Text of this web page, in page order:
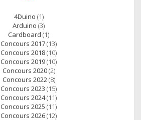
4Duino (1)
Arduino (3)
Cardboard (1)
Concours 2017(13)
Concours 2018(10)
Concours 2019(10)
Concours 2020(2)
Concours 2022(8)
Concours 2023 (15)
Concours 2024(11)
Concours 2025 (11)
Concours 2026(12)